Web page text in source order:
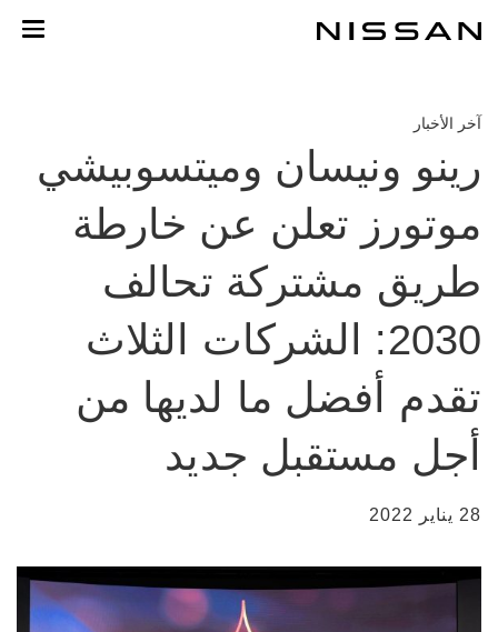
المحتوى
آخر الأخبار
رينو ونيسان وميتسوبيشي
موتورز تعلن عن خارطة
طريق مشتركة تحالف
2030: الشركات الثلاث
تقدم أفضل ما لديها من
أجل مستقبل جديد
28 يناير 2022